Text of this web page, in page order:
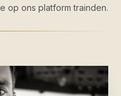
op ons platform trainden.